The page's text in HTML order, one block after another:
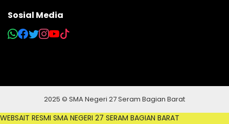
Sosial Media
2025 © SMA Negeri 27 Seram Bagian Barat
WEBSAIT RESMI SMA NEGERI 27 SERAM BAGIAN BARAT